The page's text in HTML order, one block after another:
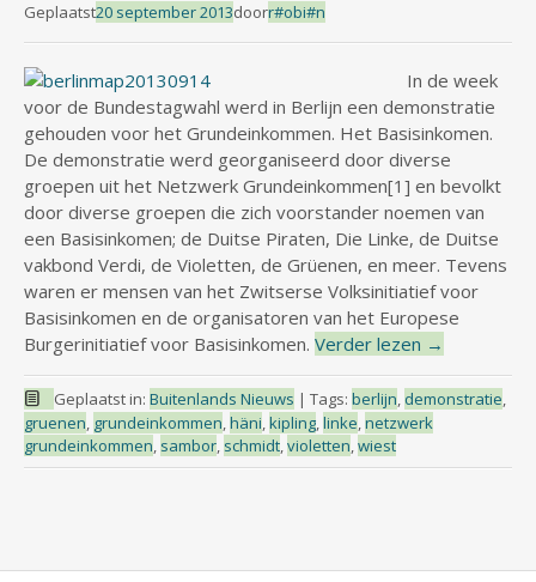
Geplaatst20 september 2013doorr#obi#n
In de week
voor de Bundestagwahl werd in Berlijn een demonstratie
gehouden voor het Grundeinkommen. Het Basisinkomen.
De demonstratie werd georganiseerd door diverse
groepen uit het Netzwerk Grundeinkommen[1] en bevolkt
door diverse groepen die zich voorstander noemen van
een Basisinkomen; de Duitse Piraten, Die Linke, de Duitse
vakbond Verdi, de Violetten, de Grüenen, en meer. Tevens
waren er mensen van het Zwitserse Volksinitiatief voor
Basisinkomen en de organisatoren van het Europese
Burgerinitiatief voor Basisinkomen. Verder lezen →
Geplaatst in: Buitenlands Nieuws | Tags: berlijn, demonstratie,
gruenen, grundeinkommen,häni,kipling,linke,netzwerk
grundeinkommen, sambor, schmidt,violetten,wiest